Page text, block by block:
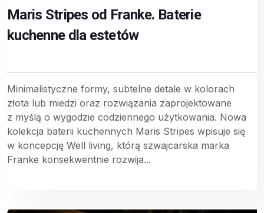
Maris Stripes od Franke. Baterie
kuchenne dla estetów
Minimalistyczne formy, subtelne detale w kolorach
złota lub miedzi oraz rozwiązania zaprojektowane
z myślą o wygodzie codziennego użytkowania. Nowa
kolekcja baterii kuchennych Maris Stripes wpisuje się
w koncepcję Well living, którą szwajcarska marka
Franke konsekwentnie rozwija...